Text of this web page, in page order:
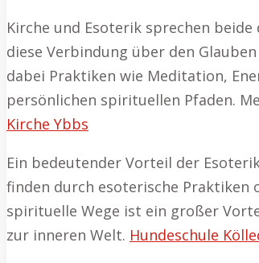
Kirche und Esoterik sprechen
diese Verbindung über den
dabei Praktiken wie Meditation,
persönlichen spirituellen Pfaden.
Kirche Ybbs
Ein bedeutender Vorteil der
finden durch esoterische Praktiken
spirituelle Wege ist ein großer
zur inneren Welt. Hundeschule